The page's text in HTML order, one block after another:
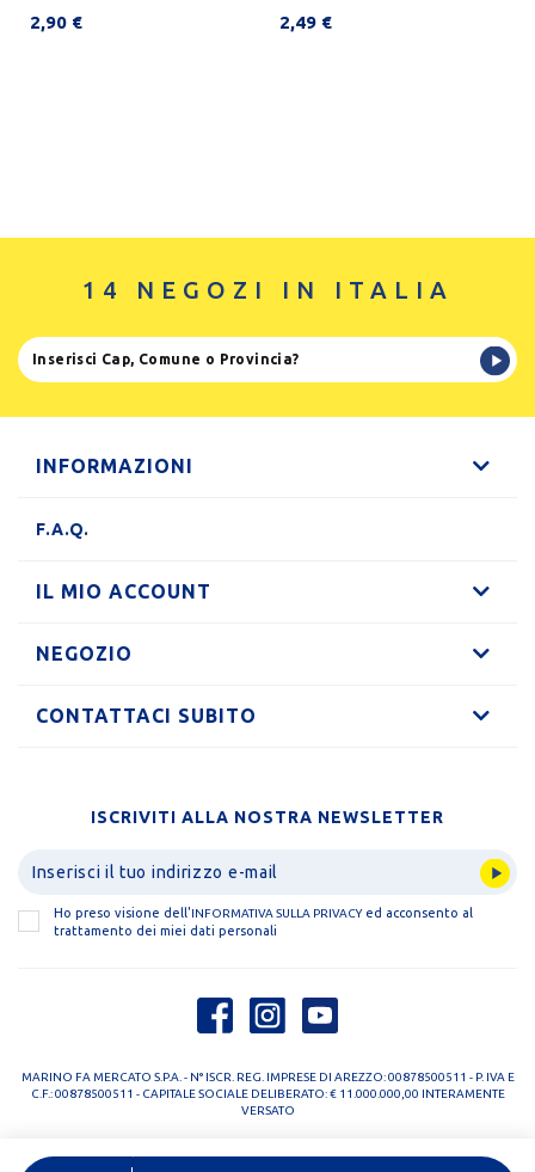
2,90 € 2,49 €
14 NEGOZI IN ITALIA
INFORMAZIONI
F.A.Q.
IL MIO ACCOUNT
NEGOZIO
CONTATTACI SUBITO
ISCRIVITI ALLA NOSTRA NEWSLETTER
Ho preso visione dell'INFORMATIVA SULLA PRIVACYed acconsento al
trattamento dei miei dati personali
MARINO FA MERCATO S.P.A. - N° ISCR. REG. IMPRESE DI AREZZO: 00878500511 - P. IVA E
C.F.: 00878500511 - CAPITALE SOCIALE DELIBERATO: € 11.000.000,00 INTERAMENTE
VERSATO